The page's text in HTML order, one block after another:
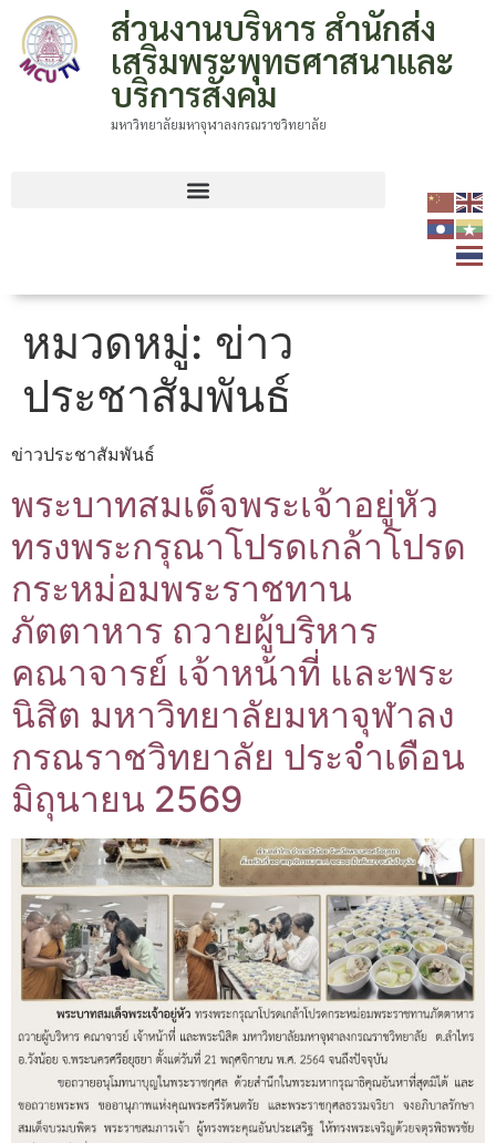
ส่วนงานบริหาร สำนักส่ง
เสริมพระพุทธศาสนาและ
บริการสังคม
มหาวิทยาลัยมหาจุฬาลงกรณราชวิทยาลัย
หมวดหมู่: ข่าว
ประชาสัมพันธ์
ข่าวประชาสัมพันธ์
พระบาทสมเด็จพระเจ้าอยู่หัว
ทรงพระกรุณาโปรดเกล้าโปรด
กระหม่อมพระราชทาน
ภัตตาหาร ถวายผู้บริหาร
คณาจารย์ เจ้าหน้าที่ และพระ
นิสิต มหาวิทยาลัยมหาจุฬาลง
กรณราชวิทยาลัย ประจำเดือน
มิถุนายน 2569